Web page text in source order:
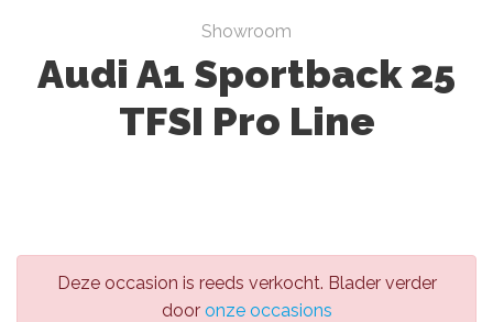
Showroom
Audi A1 Sportback 25
TFSI Pro Line
Deze occasion is reeds verkocht. Blader verder
door onze occasions